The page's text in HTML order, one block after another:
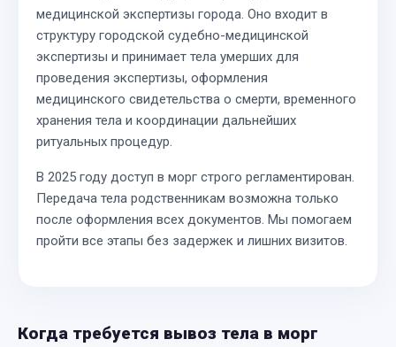
медицинской экспертизы города. Оно входит в
структуру городской судебно-медицинской
экспертизы и принимает тела умерших для
проведения экспертизы, оформления
медицинского свидетельства о смерти, временного
хранения тела и координации дальнейших
ритуальных процедур.
В 2025 году доступ в морг строго регламентирован.
Передача тела родственникам возможна только
после оформления всех документов. Мы помогаем
пройти все этапы без задержек и лишних визитов.
Когда требуется вывоз тела в морг